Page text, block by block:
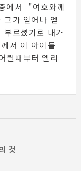
에서 "여호와께
그가 일어나 엘
부르셨기로 내가
서 이 아이를
때부터 엘리
것